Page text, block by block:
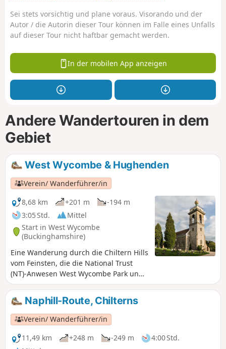
Sei stets vorsichtig und plane voraus. Visorando und der
Autor / die Autorin dieser Tour können im Falle eines Unfalls
auf dieser Tour nicht haftbar gemacht werden.
In der mobilen App anzeigen
Andere Wandertouren in dem
Gebiet
West Wycombe & Hughenden
Verein/ Wanderführer/in
8,68 km
+201 m
-194 m
3:05 Std.
Mittel
Start in West Wycombe
(Buckinghamshire)
Eine Wanderung durch die Chiltern Hills
vom Feinsten, die die National Trust
(NT)-Anwesen West Wycombe Park und
Hughenden verbindet und einen
herrlichen Blick auf die Umgebung
bietet. Lassen Sie sich nicht von den
vielen Anstiegen abschrecken, diese
Wanderung ist die Mühe wert.
Naphill-Route, Chilterns
Verein/ Wanderführer/in
11,49 km
+248 m -249 m
4:00 Std.